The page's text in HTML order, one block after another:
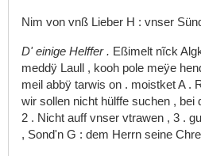
Nim von vnß Lieber H : vnser
D' einige Helffer . Eßimelt nĩck
meddÿ Laull , kooh pole meÿe
meil abbÿ tarwis on . moistketA .
wir sollen nicht hülffe suchen , bei
2 . Nicht auffvnser vtrawen , 3 .
, Sond'n G : dem Herrn seine Chre